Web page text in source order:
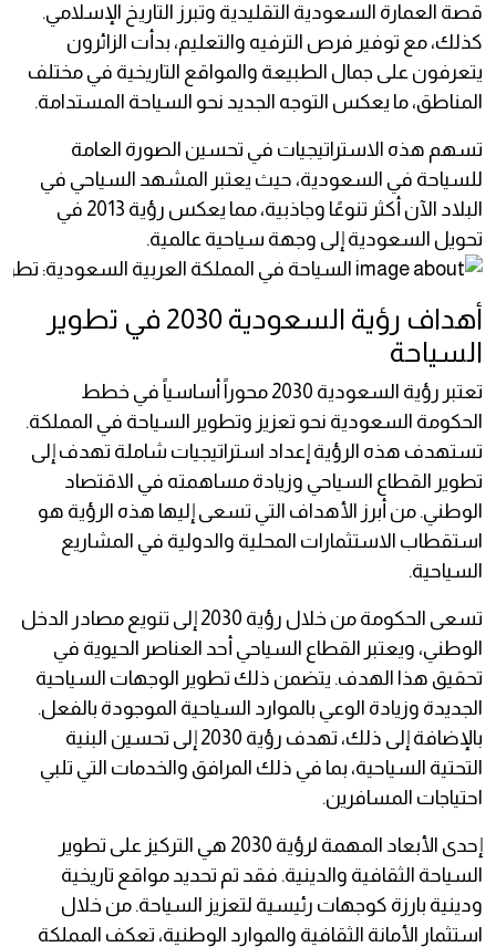
قصة العمارة السعودية التقليدية وتبرز التاريخ الإسلامي.
كذلك، مع توفير فرص الترفيه والتعليم، بدأت الزائرون
يتعرفون على جمال الطبيعة والمواقع التاريخية في مختلف
المناطق، ما يعكس التوجه الجديد نحو السياحة المستدامة.
تسهم هذه الاستراتيجيات في تحسين الصورة العامة
للسياحة في السعودية، حيث يعتبر المشهد السياحي في
البلاد الآن أكثر تنوعًا وجاذبية، مما يعكس رؤية 2013 في
تحويل السعودية إلى وجهة سياحية عالمية.
أهداف رؤية السعودية 2030 في تطوير
السياحة
تعتبر رؤية السعودية 2030 محوراً أساسياً في خطط
الحكومة السعودية نحو تعزيز وتطوير السياحة في المملكة.
تستهدف هذه الرؤية إعداد استراتيجيات شاملة تهدف إلى
تطوير القطاع السياحي وزيادة مساهمته في الاقتصاد
الوطني. من أبرز الأهداف التي تسعى إليها هذه الرؤية هو
استقطاب الاستثمارات المحلية والدولية في المشاريع
السياحية.
تسعى الحكومة من خلال رؤية 2030 إلى تنويع مصادر الدخل
الوطني، ويعتبر القطاع السياحي أحد العناصر الحيوية في
تحقيق هذا الهدف. يتضمن ذلك تطوير الوجهات السياحية
الجديدة وزيادة الوعي بالموارد السياحية الموجودة بالفعل.
بالإضافة إلى ذلك، تهدف رؤية 2030 إلى تحسين البنية
التحتية السياحية، بما في ذلك المرافق والخدمات التي تلبي
احتياجات المسافرين.
إحدى الأبعاد المهمة لرؤية 2030 هي التركيز على تطوير
السياحة الثقافية والدينية. فقد تم تحديد مواقع تاريخية
ودينية بارزة كوجهات رئيسية لتعزيز السياحة. من خلال
استثمار الأمانة الثقافية والموارد الوطنية، تعكف المملكة